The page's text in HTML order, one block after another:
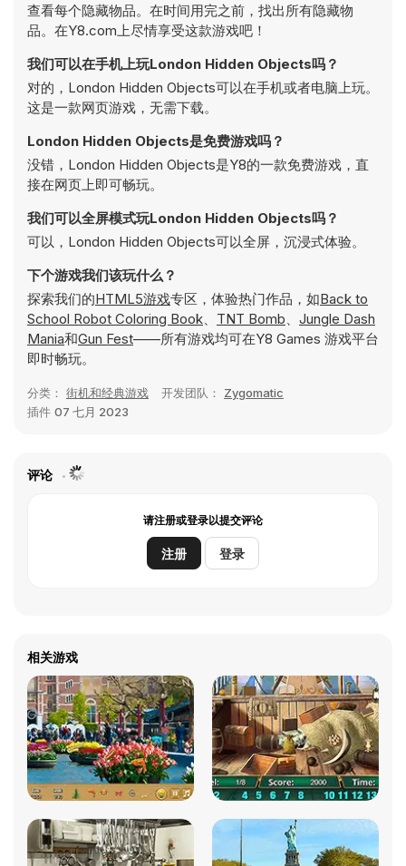
查看每个隐藏物品。在时间用完之前，找出所有隐藏物
品。在Y8.com上尽情享受这款游戏吧！
我们可以在手机上玩London Hidden Objects吗？
对的，London Hidden Objects可以在手机或者电脑上玩。
这是一款网页游戏，无需下载。
London Hidden Objects是免费游戏吗？
没错，London Hidden Objects是Y8的一款免费游戏，直
接在网页上即可畅玩。
我们可以全屏模式玩London Hidden Objects吗？
可以，London Hidden Objects可以全屏，沉浸式体验。
下个游戏我们该玩什么？
探索我们的HTML5游戏专区，体验热门作品，如Back to
School Robot Coloring Book、 TNT Bomb、 Jungle Dash
Mania和Gun Fest——所有游戏均可在Y8 Games 游戏平台
即时畅玩。
分类： 街机和经典游戏 开发团队： Zygomatic
插件 07 七月 2023
评论
请注册或登录以提交评论
注册 登录
相关游戏